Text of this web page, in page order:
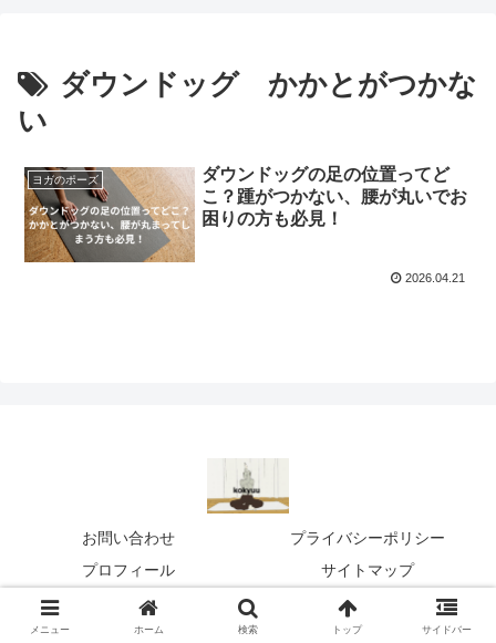
ダウンドッグ かかとがつかな
い
ヨガのポーズ
ダウンドッグの足の位置ってど
こ？踵がつかない、腰が丸いでお
困りの方も必見！
2026.04.21
お問い合わせ
プライバシーポリシー
プロフィール
サイトマップ
© 2025 kokyuu.
メニュー ホーム 検索 トップ サイドバー